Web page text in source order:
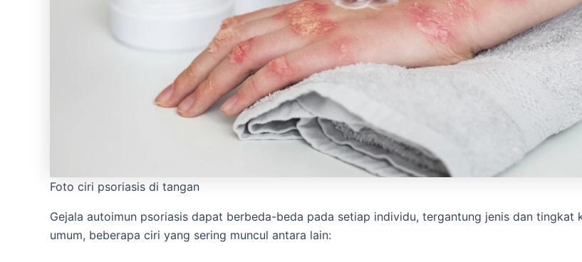
Foto ciri psoriasis di tangan
Gejala autoimun psoriasis dapat berbeda-beda pada setiap individu, tergantung jenis dan tingkat
umum, beberapa ciri yang sering muncul antara lain: